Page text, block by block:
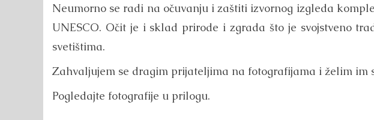
Neumorno se radi na očuvanju i zaštiti izvornog izgleda
UNESCO. Očit je i sklad prirode i zgrada što je svojstveno
svetištima.
Zahvaljujem se dragim prijateljima na fotografijama i želim im
Pogledajte fotografije u prilogu.